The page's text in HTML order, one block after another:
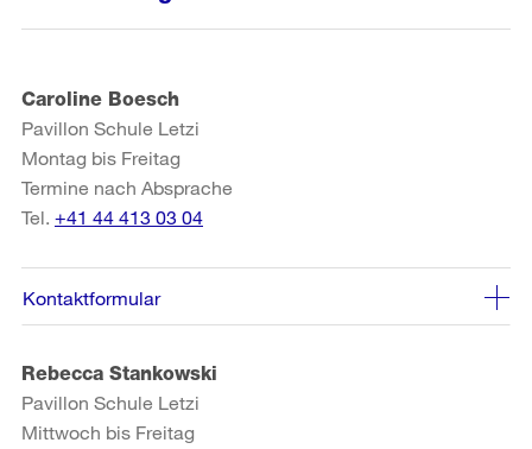
Caroline Boesch
Pavillon Schule Letzi
Montag bis Freitag
Termine nach Absprache
Tel. +41 44 413 03 04
Kontaktformular
Rebecca Stankowski
Pavillon Schule Letzi
Mittwoch bis Freitag